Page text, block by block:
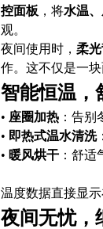
控面板 ，将水温
观。
夜间使用时，柔
作。这不仅是一
智能恒温，
• 座圈加热 ：告
• 即热式温水清洗
• 暖风烘干 ：舒
温度数据直接显
夜间无忧，